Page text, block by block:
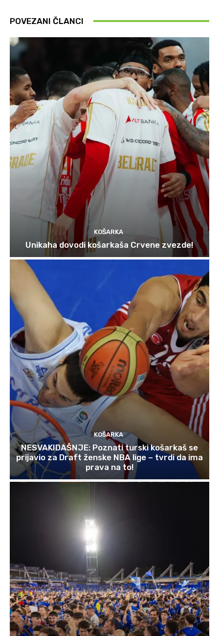
POVEZANI ČLANCI
KOŠARKA
Unikaha dovodi košarkaša Crvene zvezde!
KOŠARKA
NESVAKIDAŠNJE: Poznati turski košarkaš se
prijavio za Draft ženske NBA lige – tvrdi da ima
prava na to!